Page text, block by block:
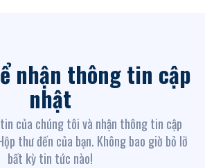
nhận thông tin cập
nhật
của chúng tôi và nhận thông tin cập
thư đến của bạn. Không bao giờ bỏ lỡ
bất kỳ tin tức nào!